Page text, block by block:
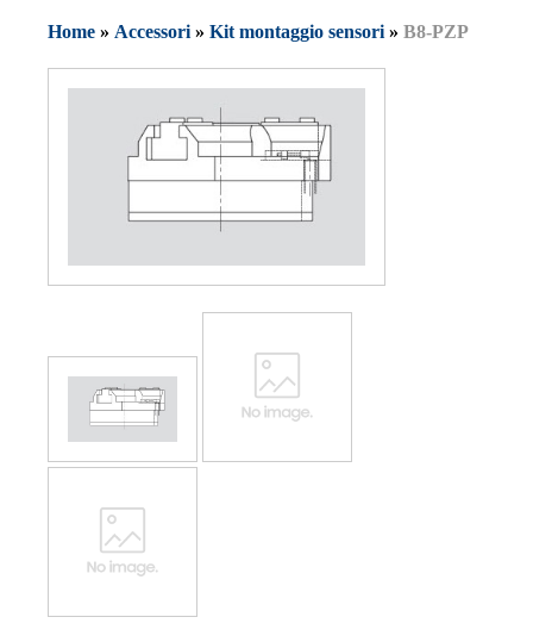
Home » Accessori » Kit montaggio sensori » B8-PZP